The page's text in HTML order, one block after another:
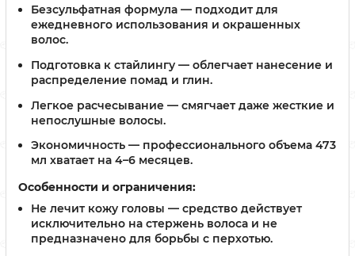
Безсульфатная формула — подходит для
ежедневного использования и окрашенных
волос.
Подготовка к стайлингу — облегчает нанесение и
распределение помад и глин.
Легкое расчесывание — смягчает даже жесткие и
непослушные волосы.
Экономичность — профессионального объема 473
мл хватает на 4–6 месяцев.
Особенности и ограничения:
Не лечит кожу головы — средство действует
исключительно на стержень волоса и не
предназначено для борьбы с перхотью.